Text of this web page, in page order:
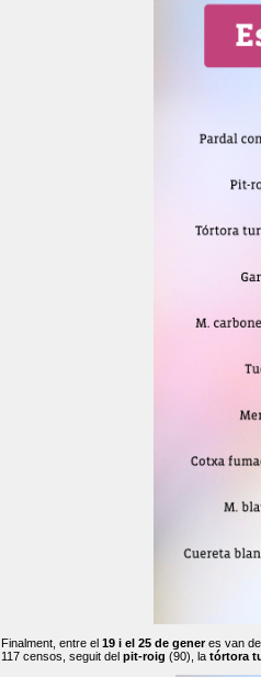
Finalment, entre el 19 i el 25 de generes van
117 censos, seguit del pit-roig (90), la tórtora